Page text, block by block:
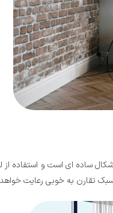
ساده ای است و استفاده از
تقارن به خوبی رعایت